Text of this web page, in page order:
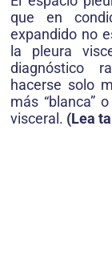
que en
expandido no
la pleura
diagnóstico
hacerse solo
más “blanca”
visceral. (Lea